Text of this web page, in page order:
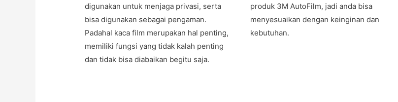
digunakan untuk menjaga privasi, serta
bisa digunakan sebagai pengaman.
Padahal kaca film merupakan hal penting,
memiliki fungsi yang tidak kalah penting
dan tidak bisa diabaikan begitu saja.
produk 3M AutoFilm, jadi anda bisa
menyesuaikan dengan keinginan dan
kebutuhan.